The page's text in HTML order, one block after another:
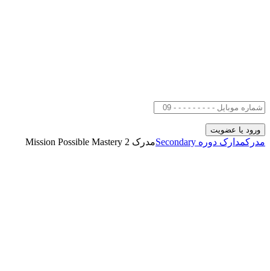
مدرکمدارک دوره Secondary مدرک Mission Possible Mastery 2